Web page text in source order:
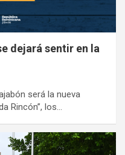
dejará sentir en la
será la nueva
Rincón”, los…